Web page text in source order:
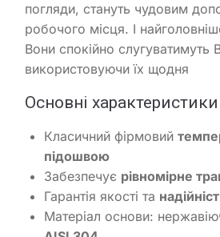
погляди, стануть чудовим
робочого місця. І
Вони спокійно слугуватимуть
використовуючи їх щодня
Основні
Класичний фірмовий
підошвою
Забезпечує рівномірне
Гарантія якості та
Матеріал основи: